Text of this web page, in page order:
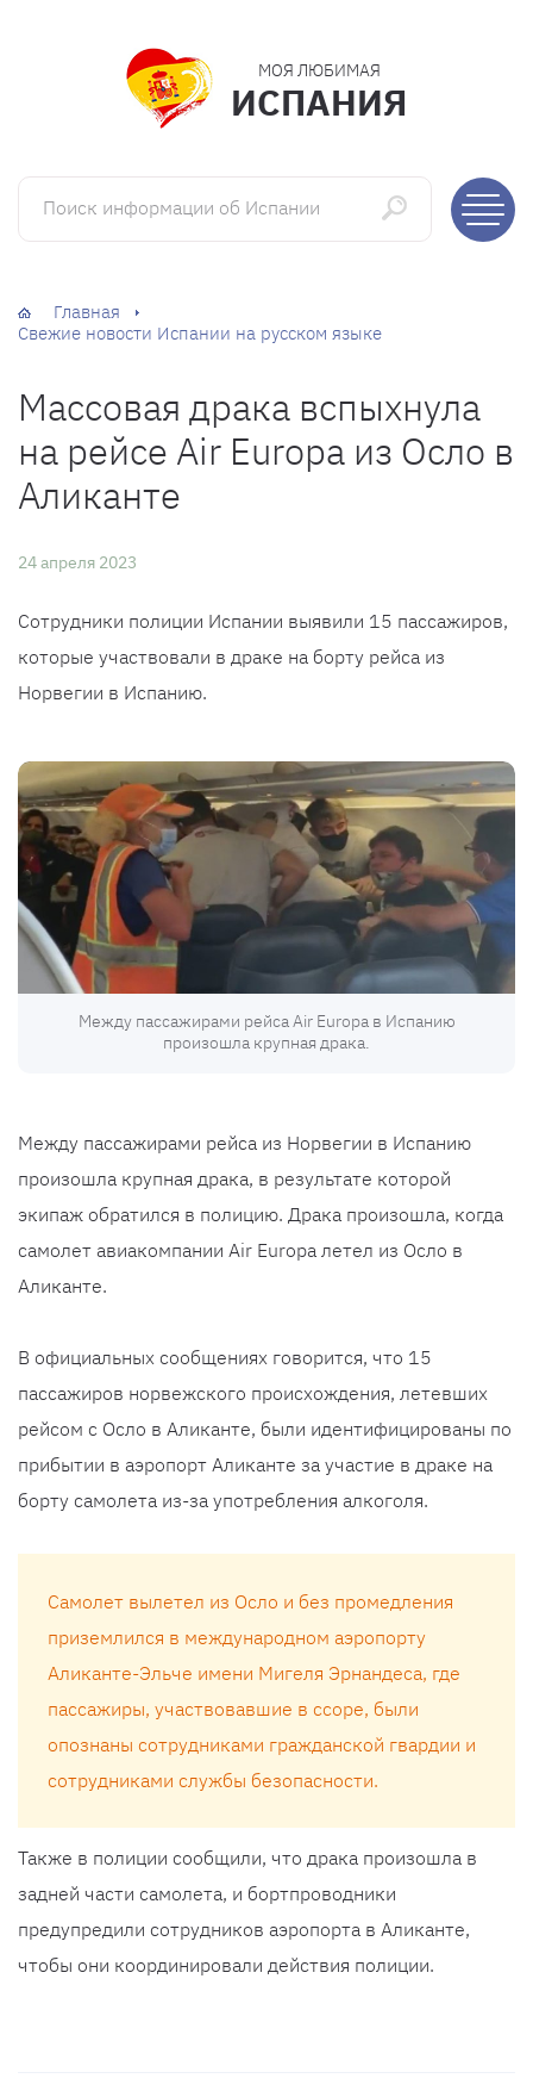
МОЯ ЛЮБИМАЯ
ИСПАНИЯ
Поиск информации об Испании
Главная
Свежие новости Испании на русском языке
Массовая драка вспыхнула
на рейсе Air Europa из Осло в
Аликанте
24 апреля 2023
Сотрудники полиции Испании выявили 15 пассажиров,
которые участвовали в драке на борту рейса из
Норвегии в Испанию.
Между пассажирами рейса Air Europa в Испанию
произошла крупная драка.
Между пассажирами рейса из Норвегии в Испанию
произошла крупная драка, в результате которой
экипаж обратился в полицию. Драка произошла, когда
самолет авиакомпании Air Europa летел из Осло в
Аликанте.
В официальных сообщениях говорится, что 15
пассажиров норвежского происхождения, летевших
рейсом с Осло в Аликанте, были идентифицированы по
прибытии в аэропорт Аликанте за участие в драке на
борту самолета из-за употребления алкоголя.
Самолет вылетел из Осло и без промедления
приземлился в международном аэропорту
Аликанте-Эльче имени Мигеля Эрнандеса, где
пассажиры, участвовавшие в ссоре, были
опознаны сотрудниками гражданской гвардии и
сотрудниками службы безопасности.
Также в полиции сообщили, что драка произошла в
задней части самолета, и бортпроводники
предупредили сотрудников аэропорта в Аликанте,
чтобы они координировали действия полиции.